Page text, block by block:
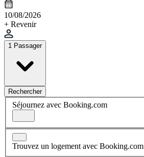
10/08/2026
+ Revenir
1 Passager
Rechercher
Séjournez avec Booking.com
Trouvez un logement avec Booking.com